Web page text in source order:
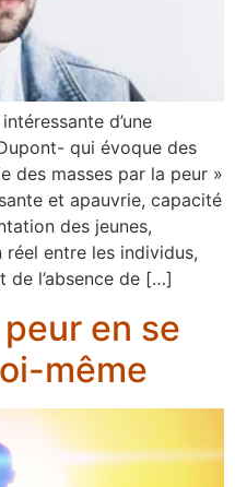
d’une
qui évoque des
des masses par la peur »
et apauvrie, capacité
des jeunes,
entre les individus,
de l’absence de […]
en se
même